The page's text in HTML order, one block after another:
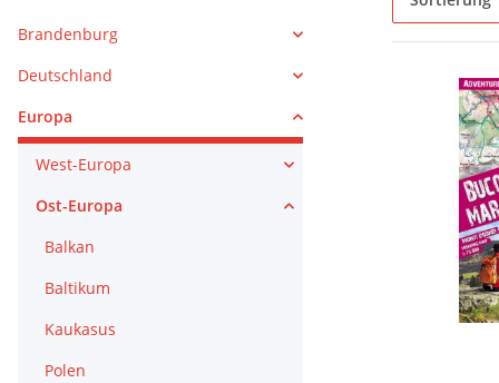
Brandenburg
Deutschland
Europa
West-Europa
Ost-Europa
Balkan
Baltikum
Kaukasus
Polen